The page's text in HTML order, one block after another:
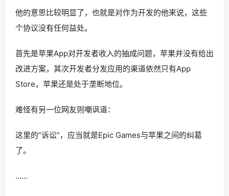
他的意思比较明显了，也就是对作为开发的他来说，这些
个协议没有任何益处。
首先是苹果App对开发者收入的抽成问题，苹果并没有给出
改进方案，其次开发者分发应用的渠道依然只有App
Store，苹果还是处于垄断地位。
难怪有另一位网友则嘲讽道：
这里的“诉讼”，应当就是Epic Games与苹果之间的纠葛
了。
……